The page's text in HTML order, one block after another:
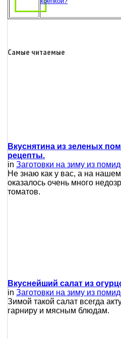
Самые читаемые
Вкуснятина из зеленых
рецепты.
in Заготовки на зиму из
Не знаю как у вас, а на
оказалось очень много
томатов.
Вкуснейший салат из
in Заготовки на зиму из
Зимой такой салат всегда
гарниру и мясным блюдам.